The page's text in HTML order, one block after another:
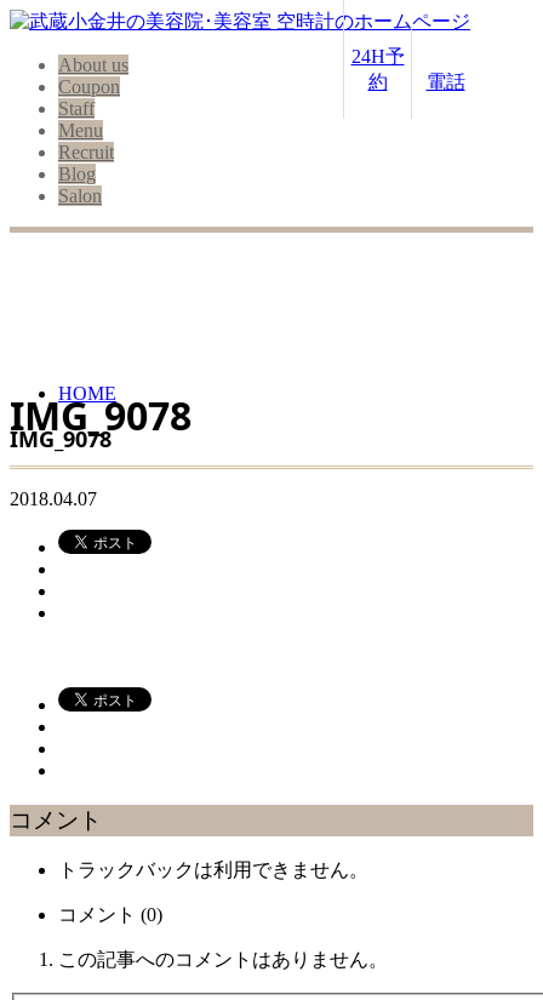
24H予
約
電話
About us
Coupon
Staff
Menu
Recruit
Blog
Salon
IMG_9078
HOME
IMG_9078
2018.04.07
コメント
トラックバックは利用できません。
コメント (0)
この記事へのコメントはありません。